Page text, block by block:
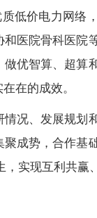
低价电力网络
医院骨科医院
优智算、超算
在的成效。
况、发展规划
成势，合作基
实现互利共赢